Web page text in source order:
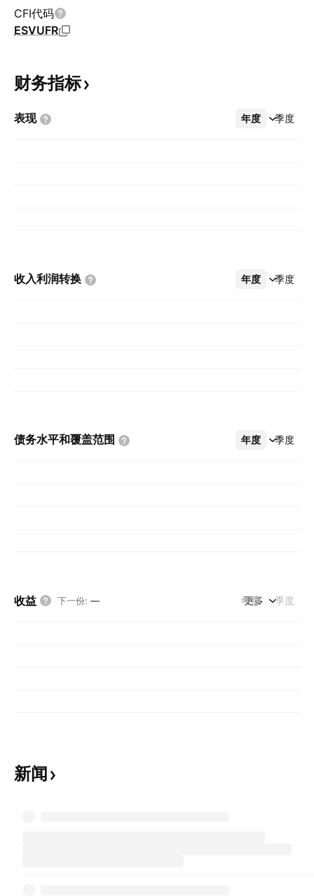
CFI代码
ESVUFR
财务指标
表现 年度 季度
更多
收入利润转换 年度 季度
更多
债务水平和覆盖范围 年度 季度
更多
收益 下一份: — 年度 季度
更多
新闻